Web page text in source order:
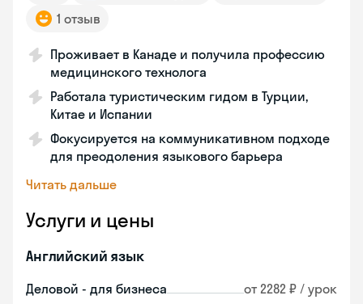
1 отзыв
Проживает в Канаде и получила профессию
медицинского технолога
Работала туристическим гидом в Турции,
Китае и Испании
Фокусируется на коммуникативном подходе
для преодоления языкового барьера
Читать дальше
Услуги и цены
Английский язык
Деловой - для бизнеса от 2282 ₽ / урок